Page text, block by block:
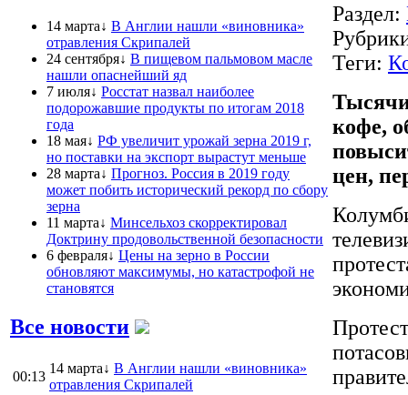
14 марта↓ В Англии нашли «виновника»
отравления Скрипалей
24 сентября↓ В пищевом пальмовом масле
нашли опаснейший яд
7 июля↓ Росстат назвал наиболее
подорожавшие продукты по итогам 2018
года
18 мая↓ РФ увеличит урожай зерна 2019 г,
но поставки на экспорт вырастут меньше
28 марта↓ Прогноз. Россия в 2019 году
может побить исторический рекорд по сбору
зерна
11 марта↓ Минсельхоз скорректировал
Доктрину продовольственной безопасности
6 февраля↓ Цены на зерно в России
обновляют максимумы, но катастрофой не
становятся
Все новости
00:13
14 марта↓ В Англии нашли «виновника»
отравления Скрипалей
Раздел:
Теги:
кофе,
цен,